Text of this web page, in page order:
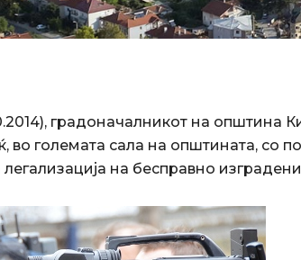
градоначалникот на општина
во големата сала на општината, со
на бесправно изградени